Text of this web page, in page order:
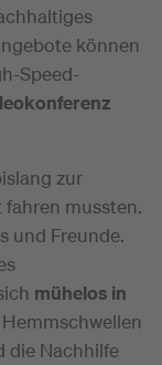
können
Speed-
zur
mussten.
und Freunde.
mühelos in
die Nachhilfe